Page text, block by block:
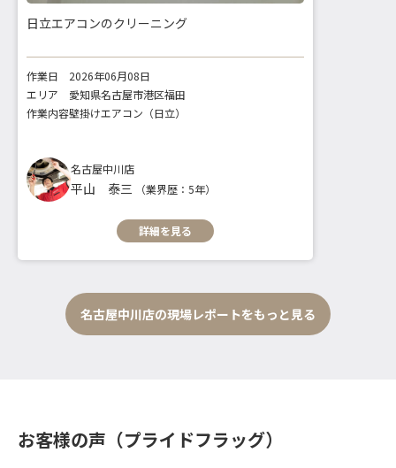
日立エアコンのクリーニング
作業日
2026年06月08日
エリア
愛知県名古屋市港区福田
作業内容壁掛けエアコン（日立）
名古屋中川店
平山 泰三 （業界歴：5年）
詳細を見る
名古屋中川店の現場レポートをもっと見る
お客様の声（プライドフラッグ）